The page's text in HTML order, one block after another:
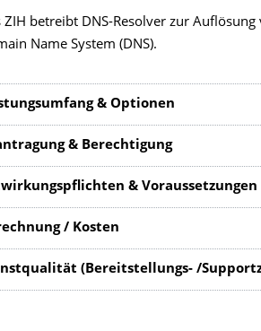
ZIH betreibt DNS-Resolver zur
Name System (DNS).
& Optionen
& Berechtigung
& Voraussetzungen
/ Kosten
(Bereitstellungs- /